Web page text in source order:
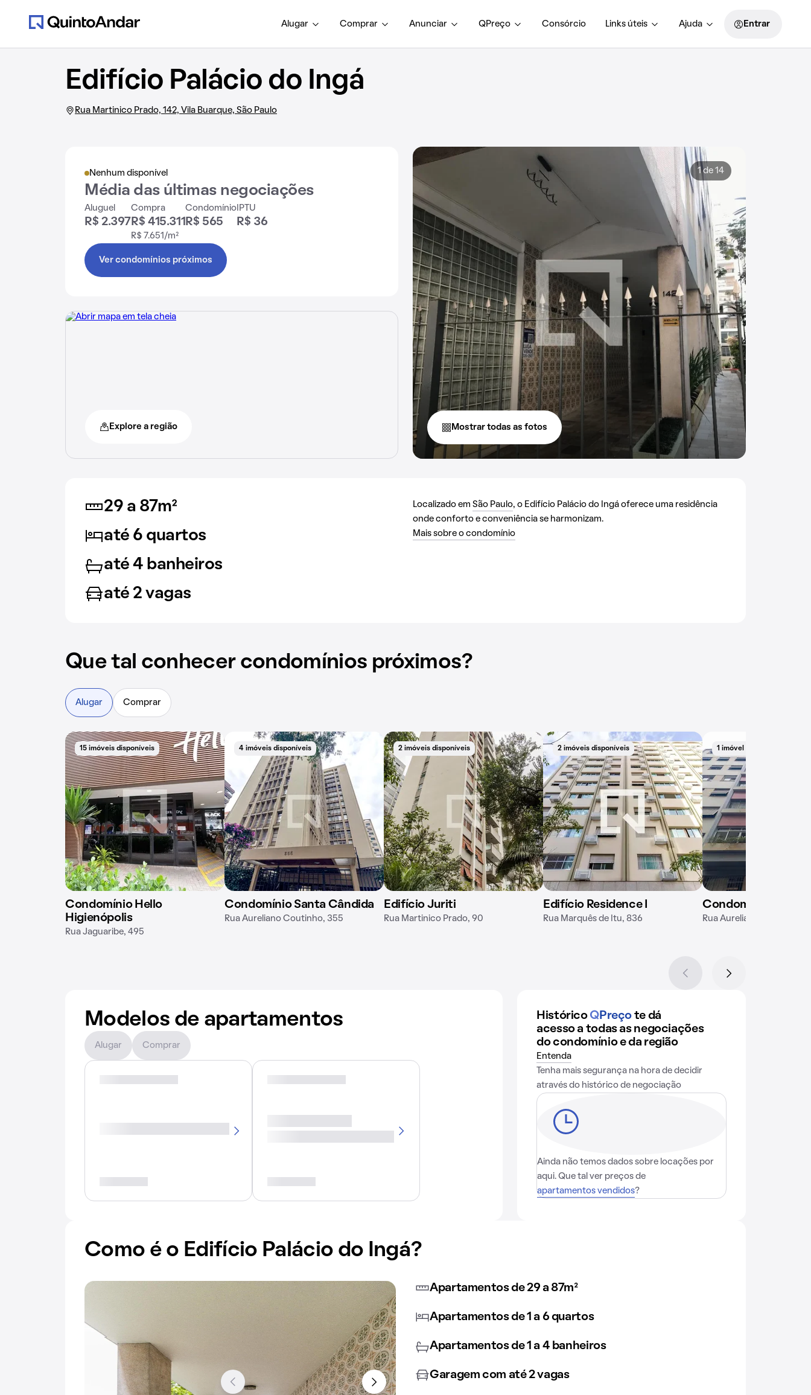
Alugar Comprar Anunciar QPreço Consórcio Links úteis Ajuda Entrar
Edifício Palácio do Ingá
Rua Martinico Prado, 142, Vila Buarque, São Paulo
Nenhum disponível
Média das últimas negociações
Aluguel
R$ 2.397
Compra
R$ 415.311
R$ 7.651/m²
Condomínio
R$ 565
IPTU
R$ 36
Ver condomínios próximos
Explore a região
1 de 14
Mostrar todas as fotos
29 a 87m²
até 6 quartos
até 4 banheiros
até 2 vagas
Localizado em São Paulo, o Edifício Palácio do Ingá oferece uma residência
onde conforto e conveniência se harmonizam.
Mais sobre o condomínio
Que tal conhecer condomínios próximos?
Alugar Comprar
15 imóveis disponíveis
Condomínio Hello
Higienópolis
Rua Jaguaribe, 495
4 imóveis disponíveis
Condomínio Santa Cândida
Rua Aureliano Coutinho, 355
2 imóveis disponíveis
Edifício Juriti
Rua Martinico Prado, 90
2 imóveis disponíveis
Edifício Residence I
Rua Marquês de Itu, 836
1 imóvel disponível
Condomínio
Rua Aureliano Coutinho,
Modelos de apartamentos
Alugar Comprar
Histórico QPreço te dá
acesso a todas as negociações
do condomínio e da região
Entenda
Tenha mais segurança na hora de decidir
através do histórico de negociação
Ainda não temos dados sobre locações por
aqui. Que tal ver preços de
apartamentos vendidos?
Como é o Edifício Palácio do Ingá?
Apartamentos de 29 a 87m²
Apartamentos de 1 a 6 quartos
Apartamentos de 1 a 4 banheiros
Garagem com até 2 vagas